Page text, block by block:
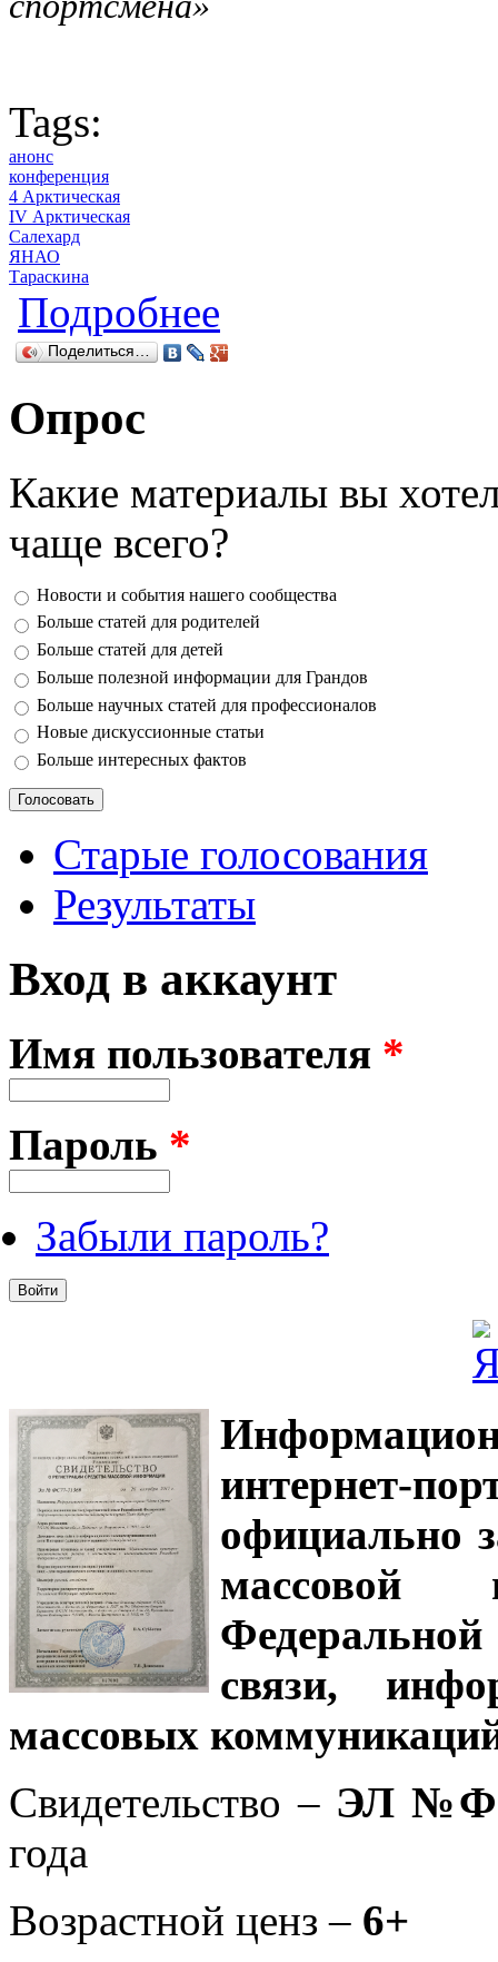
Tags:
анонс
конференция
4 Арктическая
IV Арктическая
Салехард
ЯНАО
Тараскина
Подробнее
Поделиться…
Опрос
Какие материалы вы
чаще всего?
Ответы
Новости и события нашего сообщества
Больше статей для родителей
Больше статей для детей
Больше полезной информации для Грандов
Больше научных статей для профессионалов
Новые дискуссионные статьи
Больше интересных фактов
Старые голосования
Результаты
Вход в аккаунт
Имя пользователя *
Пароль *
Забыли пароль?
интернет-
официально
связи,
массовых
Свидетельство – ЭЛ
года
Возрастной ценз – 6+